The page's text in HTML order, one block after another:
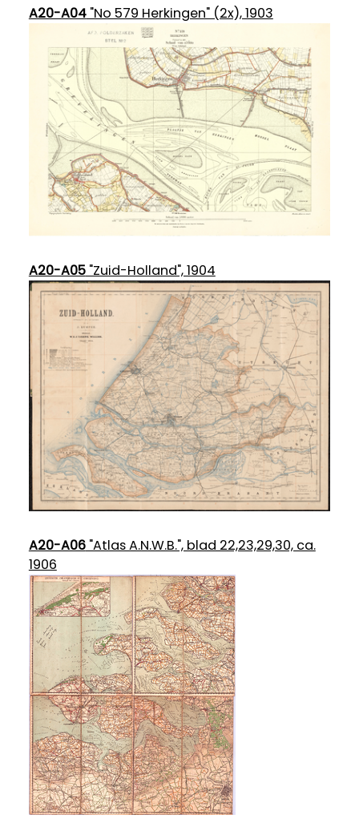
A20-A04"No 579 Herkingen" (2x), 1903
A20-A05"Zuid-Holland", 1904
A20-A06"Atlas A.N.W.B.", blad 22,23,29,30, ca.
1906